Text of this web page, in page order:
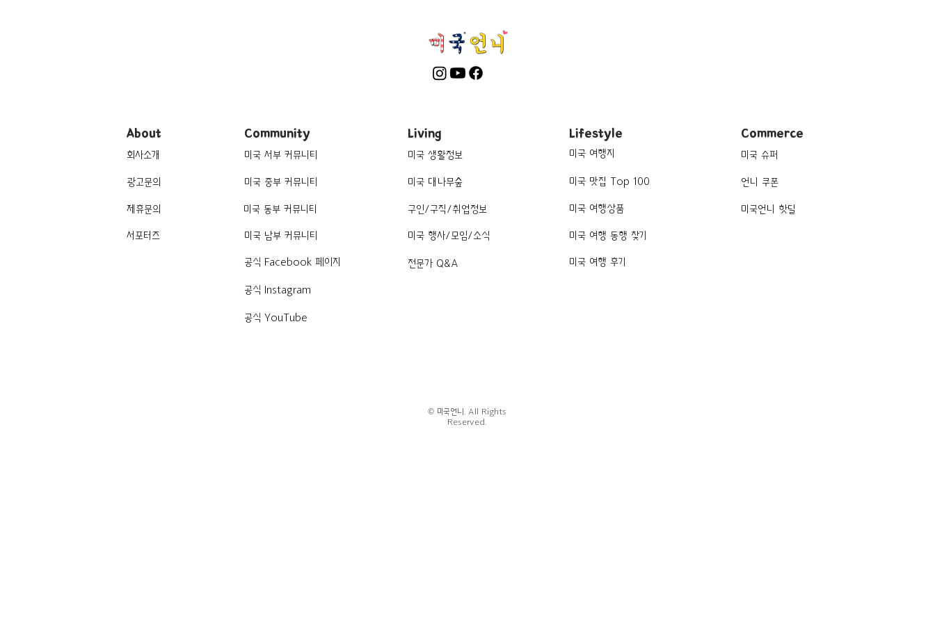
About
회사소개
광고문의
제휴문의
서포터즈
Community
미국 서부 커뮤니티
미국 중부 커뮤니티
미국 동부 커뮤니티
미국 남부 커뮤니티
공식 Facebook 페이지
공식 Instagram
공식 YouTube
Living
미국 생활정보
미국 대나무숲
구인/구직/취업정보
미국 행사/모임/소식
전문가 Q&A
Lifestyle
미국 여행지
미국 맛집 Top 100
미국 여행상품
미국 여행 동행 찾기
미국 여행 후기
Commerce
미국 슈퍼
언니 쿠폰
미국언니 핫딜
© 미국언니. All Rights
Reserved.